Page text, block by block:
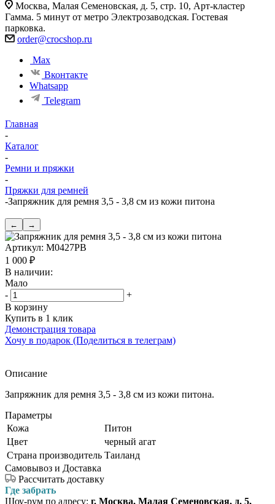
Москва, Малая Семеновская, д. 5, стр. 10, Арт-кластер
Гамма. 5 минут от метро Электрозаводская. Гостевая
парковка.
order@crocshop.ru
Max
Вконтакте
Whatsapp
Telegram
Главная
-
Каталог
-
Ремни и пряжки
-
Пряжки для ремней
-Запряжник для ремня 3,5 - 3,8 см из кожи питона
← →
Артикул: M0427PB
1 000 ₽
В наличии:
Мало
-
+
В корзину
Купить в 1 клик
Демонстрация товара
Хочу в подарок (Поделиться в телеграм)
Описание
Запряжник для ремня 3,5 - 3,8 см из кожи питона.
Параметры
Кожа
Питон
Цвет
черный агат
Страна производитель Таиланд
Самовывоз и Доставка
Рассчитать доставку
Где забрать
Шоу-рум по адресу: г. Москва, Малая Семеновская, д. 5,